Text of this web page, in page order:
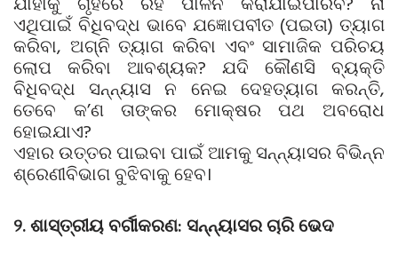
ଏଥିପାଇଁ ବିଧିବଦ୍ଧ ଭାବେ ଯଜ୍ଞୋପବୀତ (ପଇତା) ତ୍ୟାଗ
କରିବା, ଅଗ୍ନି ତ୍ୟାଗ କରିବା ଏବଂ ସାମାଜିକ ପରିଚୟ
ଲୋପ କରିବା ଆବଶ୍ୟକ? ଯଦି କୌଣସି ବ୍ୟକ୍ତି
ବିଧିବଦ୍ଧ ସନ୍ନ୍ୟାସ ନ ନେଇ ଦେହତ୍ୟାଗ କରନ୍ତି,
ତେବେ କ’ଣ ତାଙ୍କର ମୋକ୍ଷର ପଥ ଅବରୋଧ
ହୋଇଯାଏ?
ଏହାର ଉତ୍ତର ପାଇବା ପାଇଁ ଆମକୁ ସନ୍ନ୍ୟାସର ବିଭିନ୍ନ
ଶ୍ରେଣୀବିଭାଗ ବୁଝିବାକୁ ହେବ।
୨. ଶାସ୍ତ୍ରୀୟ ବର୍ଗୀକରଣ: ସନ୍ନ୍ୟାସର ଚାରି ଭେଦ